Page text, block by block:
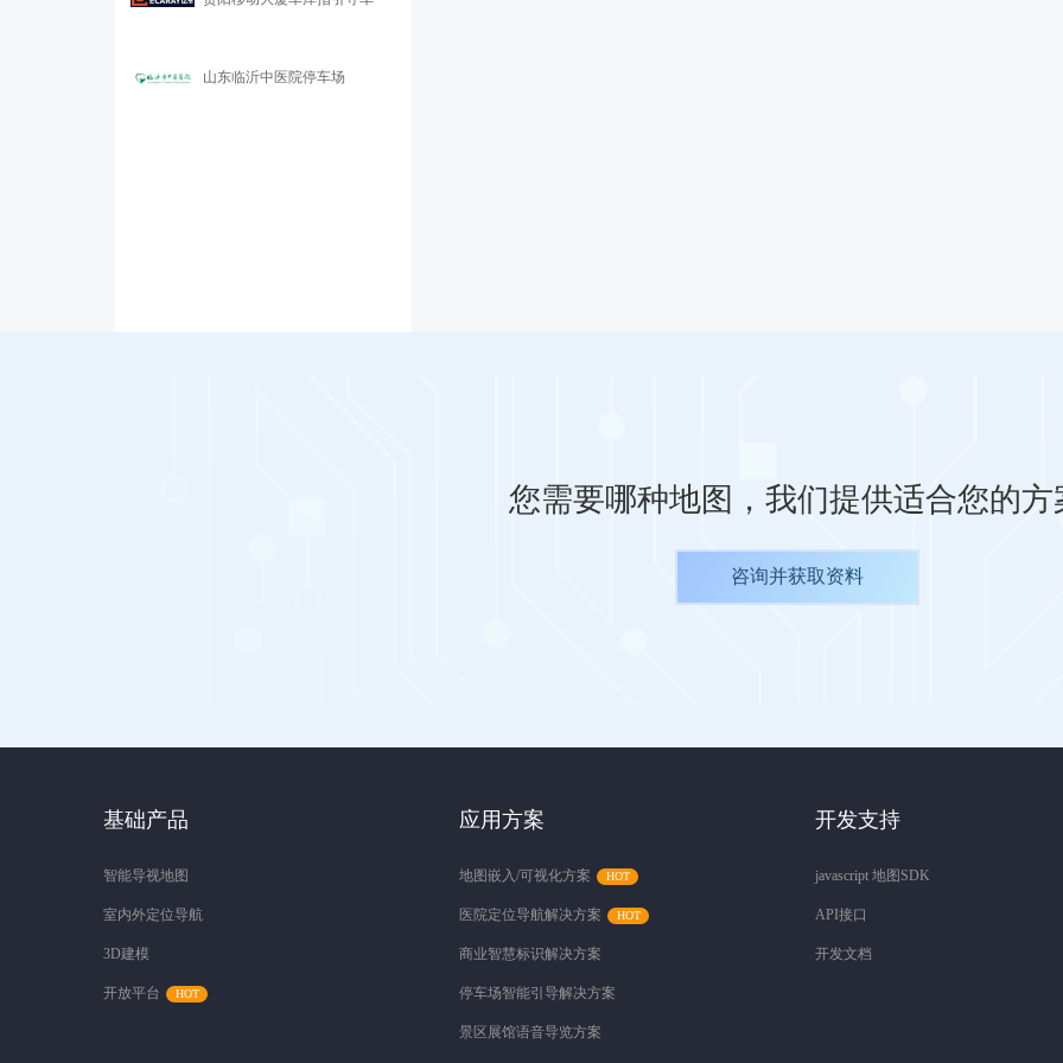
山东临沂中医院停车场
您需要哪种地图，我们提供适合您的方
咨询并获取资料
基础产品
智能导视地图
室内外定位导航
3D建模
开放平台
应用方案
地图嵌入/可视化方案
医院定位导航解决方案
商业智慧标识解决方案
停车场智能引导解决方案
景区展馆语音导览方案
开发支持
javascript 地图SDK
API接口
开发文档